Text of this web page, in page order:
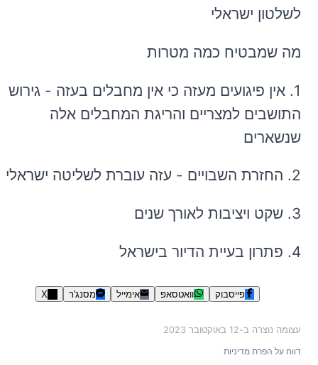
לשלטון ישראלי
מה שמבטיח כמה מטרות
1. אין פיגועים מעזה כי אין מחבלים בעזה - גירוש
התושבים למצריים והריגת המחבלים אלה
שנשארים
2. החזרת השבויים - עזה עוברת לשליטה ישראלית
3. שקט ויציבות לאורך שנים
4. פתרון בעיית הדיור בישראל
פייסבוק וואטסאפ אימייל מסנג'ר X
עצומה נוצרה ב-12 באוקטובר 2023
דווח על הפרת מדיניות